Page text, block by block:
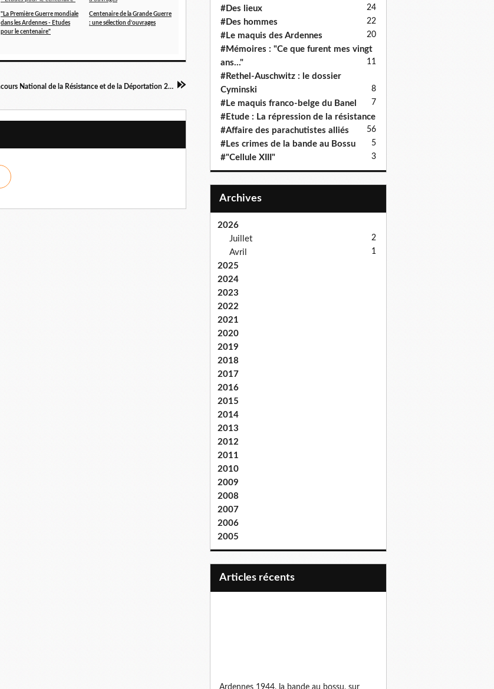
"La Première Guerre mondiale
dans les Ardennes - Etudes
pour le centenaire"
Centenaire de la Grande Guerre
: une sélection d’ouvrages
Concours National de la Résistance et de la Déportation 2007-2008
#Des lieux 24
#Des hommes 22
#Le maquis des Ardennes 20
#Mémoires : "Ce que furent mes vingt
ans..."
11
#Rethel-Auschwitz : le dossier
Cyminski
8
#Le maquis franco-belge du Banel 7
#Etude : La répression de la résistance
6
#Affaire des parachutistes alliés 5
#Les crimes de la bande au Bossu 5
#"Cellule XIII" 3
Archives
2026
Juillet
2
Avril 1
2025
2024
2023
2022
2021
2020
2019
2018
2017
2016
2015
2014
2013
2012
2011
2010
2009
2008
2007
2006
2005
articles récents
ardennes 1944, la bande au bossu, sur